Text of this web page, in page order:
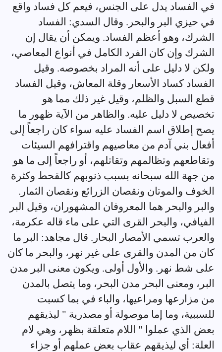
في الفساد يدل على الجنس، فيعم كل فساد واقع
في حيزي البر والبحر. وقال السدي: الفساد
الشرك، وهو أعظم الفساد. ويمكن أن يقال إن
الشرك وإن كان الفرد الكامل في أنواع المعاصي،
ولكن لا دليل على أنه المراد بخصوصه. وقيل
الفساد كساد الأسعار وقلة المعاش، وقيل الفساد
قطع السبل والظلم، وقيل غير ذلك مما هو
تخصيص لا دليل عليه. والظاهر من الآية ظهور ما
يصح إطلاق اسم الفساد عليه سواء كان راجعاً إلى
أفعال بني آدم من معاصيهم واقترافهم السيئات
وتقاطعهم وتظالمهم وتقاتلهم، أو راجعاً إلى ما هو
من جهة الله سبحانه بسبب ذنوبهم كالقحط وكثرة
الخوف والموتان ونقصان الزرائع ونقصان الثمار.
والبر والبحر هما المعروفان المشهوران، وقيل البر
الفيافي، والبحر القرى التي على ماء قاله عكرمة،
والعرب تسمي الأمصار البحار. قال مجاهد: البر ما
كان من المدن والقرى على غير نهر، والبحر ما كان
على شط نهر. والأول أولى. ويكون معنى البر مدن
البر، ومعنى البحر مدن البحر، وما يتصل بالمدن
من مزارعها ومراعيها، والباء في بما كسبت
للسببية، وما إما موصولة أو مصدرية " ليذيقهم
بعض الذي عملوا " اللام متعلقة بظهر، وهي لام
العلة: أي ليذيقهم عقاب بعض عملهم أو جزاء